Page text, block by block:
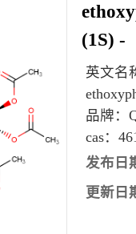
(1S) -
英文名
品牌：
cas：
发布日
更新日